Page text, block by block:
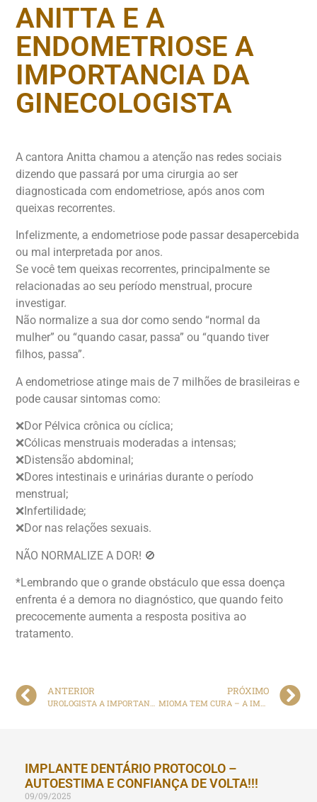
ANITTA E A
ENDOMETRIOSE A
IMPORTANCIA DA
GINECOLOGISTA
A cantora Anitta chamou a atenção nas redes sociais
dizendo que passará por uma cirurgia ao ser
diagnosticada com endometriose, após anos com
queixas recorrentes.
Infelizmente, a endometriose pode passar desapercebida
ou mal interpretada por anos.
Se você tem queixas recorrentes, principalmente se
relacionadas ao seu período menstrual, procure
investigar.
Não normalize a sua dor como sendo “normal da
mulher” ou “quando casar, passa” ou “quando tiver
filhos, passa”.
A endometriose atinge mais de 7 milhões de brasileiras e
pode causar sintomas como:
❌Dor Pélvica crônica ou cíclica;
❌Cólicas menstruais moderadas a intensas;
❌Distensão abdominal;
❌Dores intestinais e urinárias durante o período
menstrual;
❌Infertilidade;
❌Dor nas relações sexuais.
NÃO NORMALIZE A DOR! 🚫
*Lembrando que o grande obstáculo que essa doença
enfrenta é a demora no diagnóstico, que quando feito
precocemente aumenta a resposta positiva ao
tratamento.
ANTERIOR
UROLOGISTA A IMPORTANCIA DA CONSULTA DE PREVENÇÃO
PRÓXIMO
MIOMA TEM CURA – A IMPORTANCIA DA GINECOLOGÍSTA NO DIAGNOSTICO
IMPLANTE DENTÁRIO PROTOCOLO –
AUTOESTIMA E CONFIANÇA DE VOLTA!!!
09/09/2025